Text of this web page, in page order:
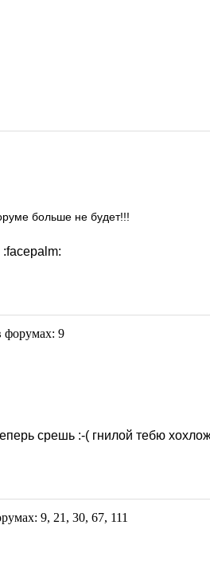
больше не будет!!!
:facepalm:
срешь :-( гнилой тебю